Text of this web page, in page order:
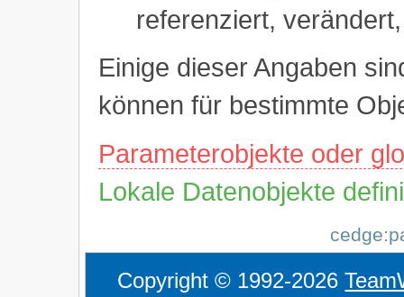
referenziert,
Einige dieser Angaben
können für bestimmte
Parameterobjekte oder
Lokale Datenobjekte
Copyright © 1992-2026